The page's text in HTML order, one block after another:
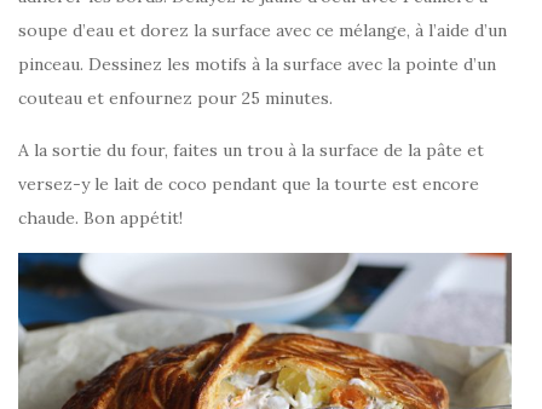
soupe d’eau et dorez la surface avec ce mélange, à l’aide d’un
pinceau. Dessinez les motifs à la surface avec la pointe d’un
couteau et enfournez pour 25 minutes.
A la sortie du four, faites un trou à la surface de la pâte et
versez-y le lait de coco pendant que la tourte est encore
chaude. Bon appétit!